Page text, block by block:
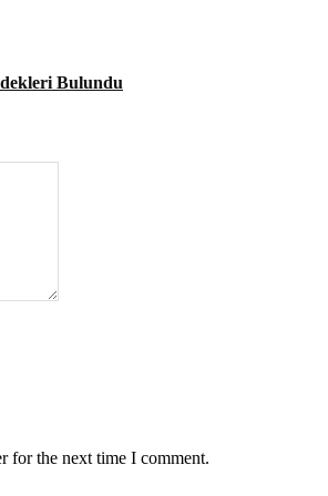
Bulundu
for the next time I comment.